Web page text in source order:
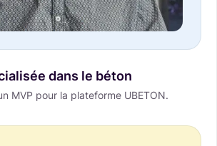
dans le béton
MVP pour la plateforme UBETON.